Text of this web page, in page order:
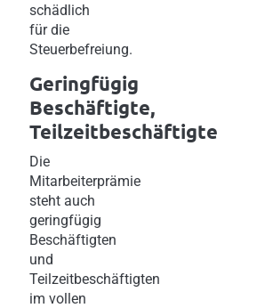
schädlich
für die
Steuerbefreiung.
Geringfügig
Beschäftigte,
Teilzeitbeschäftigte
Die
Mitarbeiterprämie
steht auch
geringfügig
Beschäftigten
und
Teilzeitbeschäftigten
im vollen